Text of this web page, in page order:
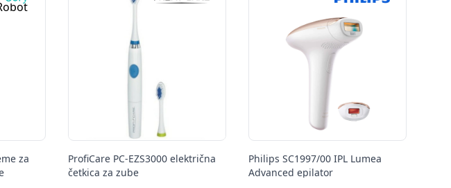
za
ProfiCare PC-EZS3000 električna
četkica za zube
Philips SC1997/00 IPL Lumea
Advanced epilator